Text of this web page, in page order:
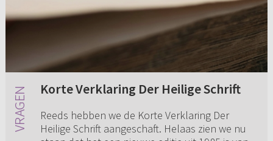
Korte Verklaring Der Heilige Schrift
Reeds hebben we de Korte Verklaring Der
Heilige Schrift aangeschaft. Helaas zien we nu